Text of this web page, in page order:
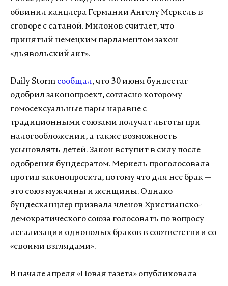
обвинил канцлера Германии Ангелу Меркель в
сговоре с сатаной. Милонов считает, что
принятый немецким парламентом закон —
«дьявольский акт».
Daily Storm сообщал, что 30 июня бундестаг
одобрил законопроект, согласно которому
гомосексуальные пары наравне с
традиционными союзами получат льготы при
налогообложении, а также возможность
усыновлять детей. Закон вступит в силу после
одобрения бундесратом. Меркель проголосовала
против законопроекта, потому что для нее брак —
это союз мужчины и женщины. Однако
бундесканцлер призвала членов Христианско-
демократического союза голосовать по вопросу
легализации однополых браков в соответствии со
«своими взглядами».
В начале апреля «Новая газета» опубликовала